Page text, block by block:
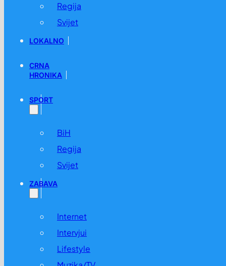
Regija
Svijet
LOKALNO
CRNA
HRONIKA
SPORT
BiH
Regija
Svijet
ZABAVA
Internet
Intervjui
Lifestyle